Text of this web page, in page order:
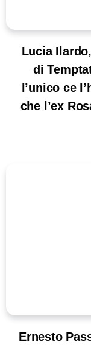
Lucia
di
l’unico ce
che l’ex
Ernesto